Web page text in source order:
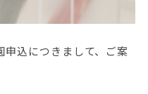
込につきまして、ご案